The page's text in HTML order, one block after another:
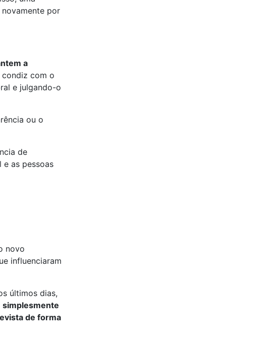
por
a
condiz com o
e julgando-o
ou o
de
as pessoas
novo
influenciaram
últimos dias,
simplesmente
de forma